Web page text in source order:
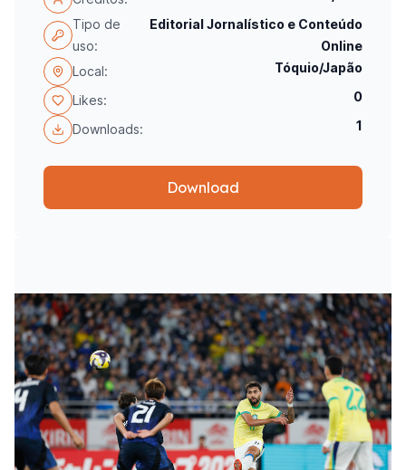
Tipo de
uso:
Editorial Jornalístico e Conteúdo
Online
Local:
Tóquio/Japão
Likes: 0
Downloads: 1
Download